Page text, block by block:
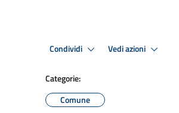
Condividi Vedi azioni
Categorie:
Comune